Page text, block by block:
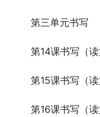
第三单元书写
第14课书写（
第15课书写（
第16课书写（